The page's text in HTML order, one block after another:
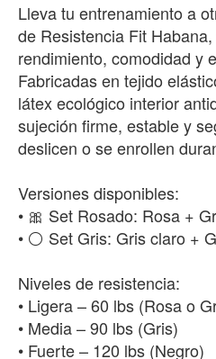
Lleva tu entrenamiento a
de Resistencia Fit
rendimiento, comodidad y
Fabricadas en tejido
látex ecológico interior
sujeción firme, estable y
deslicen o se enrollen
Versiones disponibles:
• 🎀 Set Rosado: Rosa +
• ⚪ Set Gris: Gris claro +
Niveles de resistencia:
• Ligera – 60 lbs (Rosa o
• Media – 90 lbs (Gris)
• Fuerte – 120 lbs (Negro)